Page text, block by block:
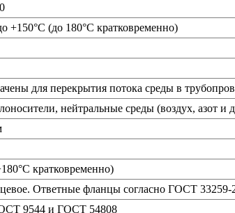
+150°С (до 180°С кратковременно)
для перекрытия потока среды в
нейтральные среды (воздух, азот и
кратковременно)
Ответные фланцы согласно ГОСТ
9544 и ГОСТ 54808